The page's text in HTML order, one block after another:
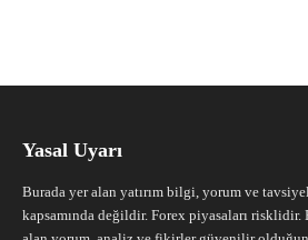
Yasal Uyarı
Burada yer alan yatırım bilgi, yorum ve
kapsamında değildir. Forex piyasaları